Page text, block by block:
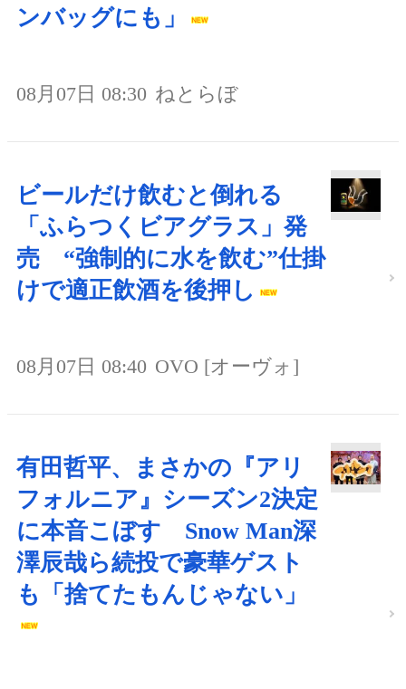
ンバッグにも」
08月07日 08:30 ねとらぼ
ビールだけ飲むと倒れる
「ふらつくビアグラス」発
売 “強制的に水を飲む”仕掛
けで適正飲酒を後押し
08月07日 08:40 OVO [オーヴォ]
有田哲平、まさかの『アリ
フォルニア』シーズン2決定
に本音こぼす Snow Man深
澤辰哉ら続投で豪華ゲスト
も「捨てたもんじゃない」